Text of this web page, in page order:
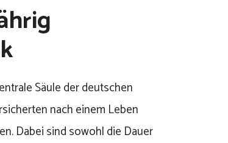
Säule der deutschen
nach einem Leben
Dabei sind sowohl die Dauer